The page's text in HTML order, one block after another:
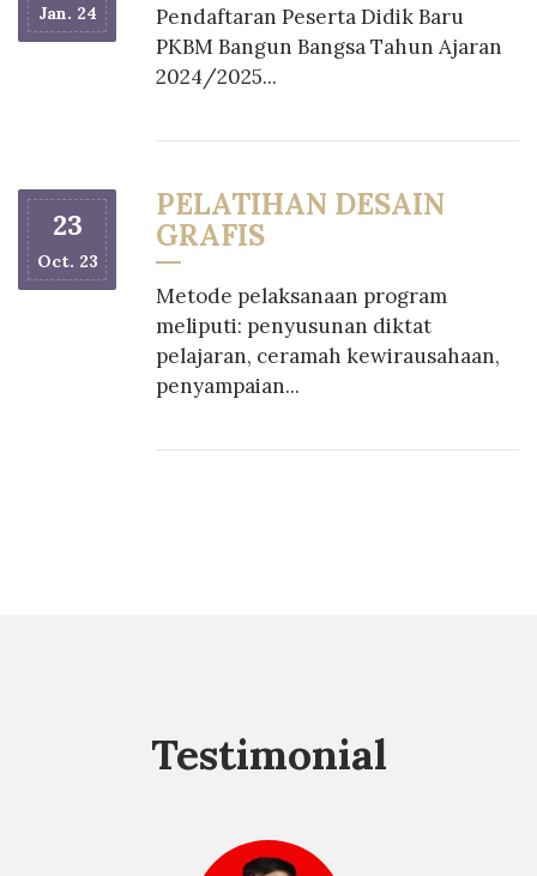
Jan. 24
Pendaftaran Peserta Didik Baru
PKBM Bangun Bangsa Tahun Ajaran
2024/2025...
23
Oct. 23
PELATIHAN DESAIN
GRAFIS
Metode pelaksanaan program
meliputi: penyusunan diktat
pelajaran, ceramah kewirausahaan,
penyampaian...
Testimonial